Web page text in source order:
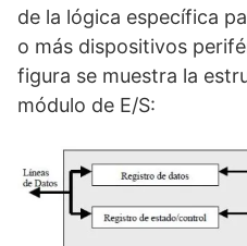
de la lógica específica
o más dispositivos
figura se muestra la
módulo de E/S: